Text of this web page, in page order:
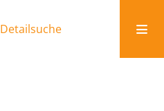
Detailsuche